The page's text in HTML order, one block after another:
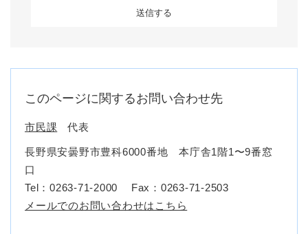
このページに関するお問い合わせ先
市民課 代表
長野県安曇野市豊科6000番地 本庁舎1階1〜9番窓
口
Tel：0263-71-2000
Fax：0263-71-2503
メールでのお問い合わせはこちら